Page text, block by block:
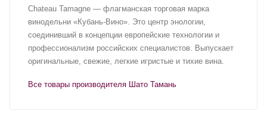
Chateau Tamagne — флагманская торговая марка
винодельни «Кубань-Вино». Это центр энологии,
соединивший в концепции европейские технологии и
профессионализм российских специалистов. Выпускает
оригинальные, свежие, легкие игристые и тихие вина.
Все товары производителя Шато Тамань